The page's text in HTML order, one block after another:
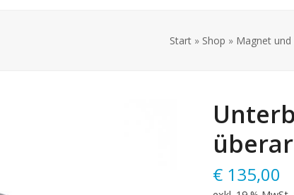
Start » Shop » Magnet
€135,00